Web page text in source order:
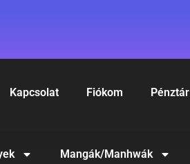
Kapcsolat Fiókom Pénztár
Mangák/Manhwák